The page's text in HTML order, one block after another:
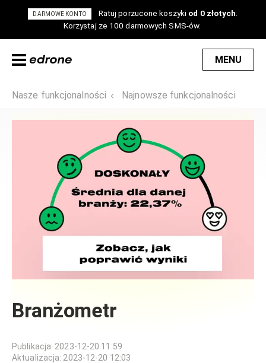
DARMOWE KONTO Ratuj porzucone koszyki od 0 złotych
Korzystaj ze 100 darmowych SMS-ów.
MENU
Nasze funkcjonalności Najnowsze funkcjonalności
Branżometr
Publikacja: 2023-12-20 11:59
Aktualizacja: 2023-12-20 12:03